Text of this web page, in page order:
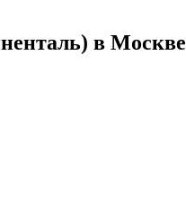
в Москве